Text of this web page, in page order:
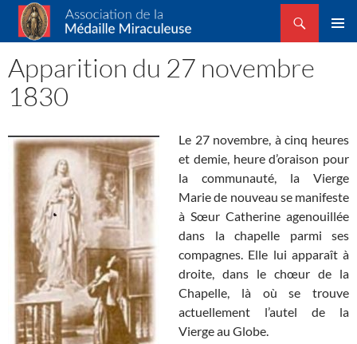
Association de la Médaille Miraculeuse
Recherche
ALLER
CONTENU
Apparition du 27 novembre
1830
Le 27 novembre, à cinq heures
et demie, heure d’oraison pour
la communauté, la Vierge
Marie de nouveau se manifeste
à Sœur Catherine agenouillée
dans la chapelle parmi ses
compagnes. Elle lui apparaît à
droite, dans le chœur de la
Chapelle, là où se trouve
actuellement l’autel de la
Vierge au Globe.